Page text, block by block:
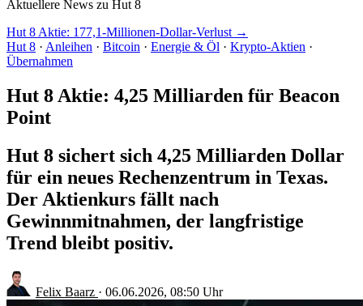
Aktuellere News zu Hut 8
Hut 8 Aktie: 177,1-Millionen-Dollar-Verlust →
Hut 8 · Anleihen · Bitcoin · Energie & Öl · Krypto-Aktien ·
Übernahmen
Hut 8 Aktie: 4,25 Milliarden für Beacon
Point
Hut 8 sichert sich 4,25 Milliarden Dollar
für ein neues Rechenzentrum in Texas.
Der Aktienkurs fällt nach
Gewinnmitnahmen, der langfristige
Trend bleibt positiv.
Felix Baarz · 06.06.2026, 08:50 Uhr